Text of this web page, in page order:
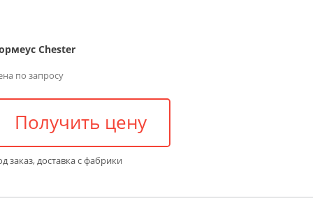
Chester
по запросу
Получить цену
заказ, доставка с фабрики